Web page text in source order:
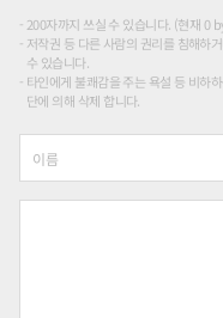
200자까지 쓰실 수 있습니다. (현재 0
저작권 등 다른 사람의 권리를 침해하
수 있습니다.
타인에게 불쾌감을 주는 욕설 등 비하
단에 의해 삭제 합니다.